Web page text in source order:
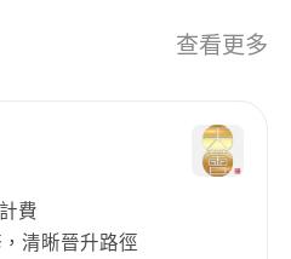
查看更多
費
清晰晉升路徑